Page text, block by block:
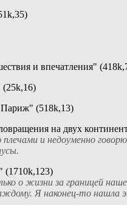
и впечатления"
Париж" (518k,13)
на двух
и недоуменно
(1710k,123)
о жизни за границей
Я наконец-то